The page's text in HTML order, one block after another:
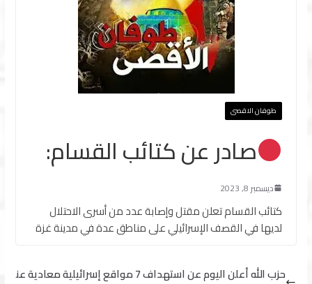
طوفان الاقصى
صادر عن كتائب القسام:
ديسمبر 8, 2023
كتائب القسام تعلن مقتل وإصابة عدد من أسرى الاحتلال
لديها في القصف الإسرائيلي على مناطق عدة في مدينة غزة
حزب الله أعلن اليوم عن استهداف 7 مواقع إسرائيلية معادية عن